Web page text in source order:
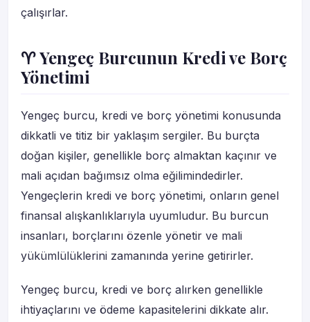
çalışırlar.
♈ Yengeç Burcunun Kredi ve Borç
Yönetimi
Yengeç burcu, kredi ve borç yönetimi konusunda
dikkatli ve titiz bir yaklaşım sergiler. Bu burçta
doğan kişiler, genellikle borç almaktan kaçınır ve
mali açıdan bağımsız olma eğilimindedirler.
Yengeçlerin kredi ve borç yönetimi, onların genel
finansal alışkanlıklarıyla uyumludur. Bu burcun
insanları, borçlarını özenle yönetir ve mali
yükümlülüklerini zamanında yerine getirirler.
Yengeç burcu, kredi ve borç alırken genellikle
ihtiyaçlarını ve ödeme kapasitelerini dikkate alır.